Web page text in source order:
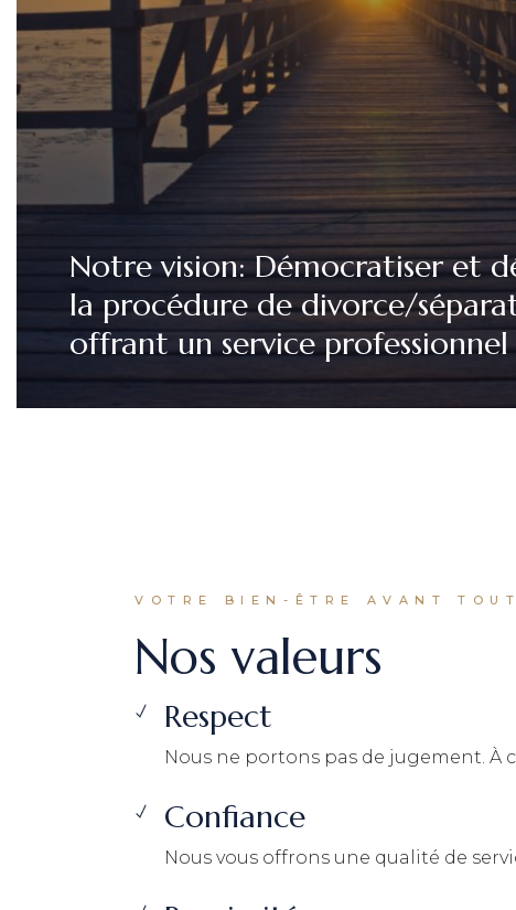
Notre vision: Démocratiser et
la procédure de divorce/
offrant un service
VOTRE BIEN-ÊTRE AVANT TOUT
Nos valeurs
Respect
Nous ne portons pas de jugement. À
Confiance
Nous vous offrons une qualité de